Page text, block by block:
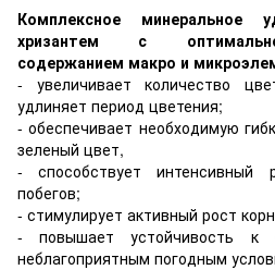
Комплексное
хризантем с
содержанием макро и
- увеличивает количество
удлиняет период цветения;
- обеспечивает необходимую
зеленый цвет,
- способствует
побегов;
- стимулирует активный рост
- повышает устойчивость к
неблагоприятным погодным